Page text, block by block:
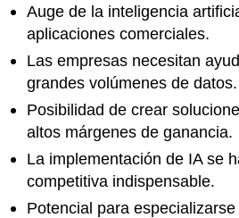
Auge de la inteligencia
aplicaciones comerciales.
Las empresas necesitan
grandes volúmenes de datos.
Posibilidad de crear
altos márgenes de ganancia.
La implementación de IA se
competitiva indispensable.
Potencial para